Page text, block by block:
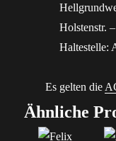
Holstenstr.
Haltestelle:
Es gelten die
Ähnliche